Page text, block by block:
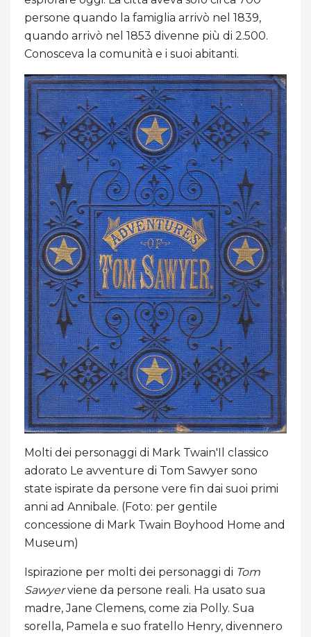
persone quando la famiglia arrivò nel 1839,
quando arrivò nel 1853 divenne più di 2.500.
Conosceva la comunità e i suoi abitanti.
Molti dei personaggi di Mark Twain'Il classico
adorato Le avventure di Tom Sawyer sono
state ispirate da persone vere fin dai suoi primi
anni ad Annibale. (Foto: per gentile
concessione di Mark Twain Boyhood Home and
Museum)
Ispirazione per molti dei personaggi di Tom
Sawyerviene da persone reali. Ha usato sua
madre, Jane Clemens, come zia Polly. Sua
sorella, Pamela e suo fratello Henry, divennero